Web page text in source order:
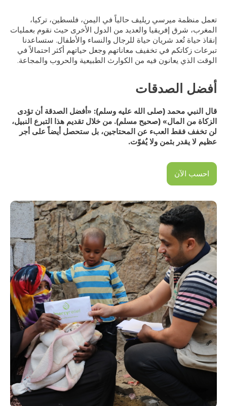
تعمل منظمة ميرسي ريليف حالياً في اليمن، فلسطين، تركيا،
المغرب، شرق إفريقيا والعديد من الدول الأخرى حيث نقوم بعمليات
إنقاذ حياة تُعد شريان حياة للرجال والنساء والأطفال. ستساعدنا
تبرعات زكاتكم في تخفيف معاناتهم وجعل حياتهم أكثر احتمالاً في
الوقت الذي يعانون فيه من الكوارث الطبيعية والحروب والمجاعة.
أفضل الصدقات
قال النبي محمد (صلى الله عليه وسلم): «أفضل الصدقة أن تؤدى
الزكاة من المال» (صحيح مسلم). من خلال تقديم هذا التبرع النبيل،
لن تخفف فقط العبء عن المحتاجين، بل ستحصل أيضاً على أجر
عظيم لا يقدر بثمن ولا يُفوّت.
احسب الآن